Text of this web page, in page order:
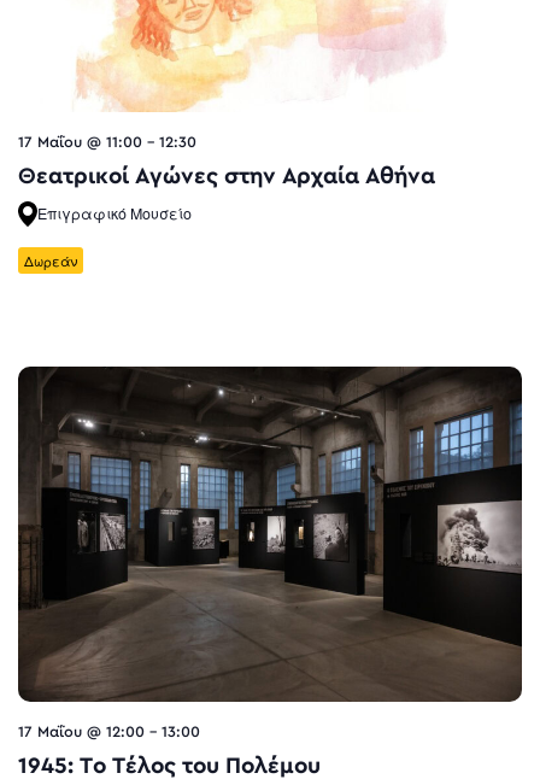
17 Μαΐου @ 11:00 - 12:30
Θεατρικοί Αγώνες στην Αρχαία Αθήνα
Επιγραφικό Μουσείο
Δωρεάν
17 Μαΐου @ 12:00 - 13:00
1945: Το Τέλος του Πολέμου